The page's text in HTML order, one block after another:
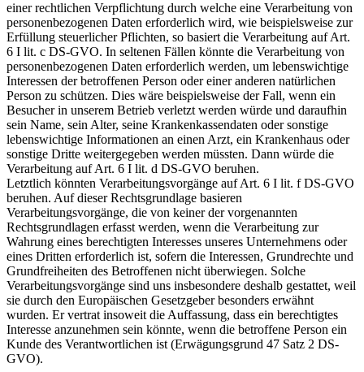
einer rechtlichen Verpflichtung durch welche eine Verarbeitung von
personenbezogenen Daten erforderlich wird, wie beispielsweise zur
Erfüllung steuerlicher Pflichten, so basiert die Verarbeitung auf Art.
6 I lit. c DS-GVO. In seltenen Fällen könnte die Verarbeitung von
personenbezogenen Daten erforderlich werden, um lebenswichtige
Interessen der betroffenen Person oder einer anderen natürlichen
Person zu schützen. Dies wäre beispielsweise der Fall, wenn ein
Besucher in unserem Betrieb verletzt werden würde und daraufhin
sein Name, sein Alter, seine Krankenkassendaten oder sonstige
lebenswichtige Informationen an einen Arzt, ein Krankenhaus oder
sonstige Dritte weitergegeben werden müssten. Dann würde die
Verarbeitung auf Art. 6 I lit. d DS-GVO beruhen.
Letztlich könnten Verarbeitungsvorgänge auf Art. 6 I lit. f DS-GVO
beruhen. Auf dieser Rechtsgrundlage basieren
Verarbeitungsvorgänge, die von keiner der vorgenannten
Rechtsgrundlagen erfasst werden, wenn die Verarbeitung zur
Wahrung eines berechtigten Interesses unseres Unternehmens oder
eines Dritten erforderlich ist, sofern die Interessen, Grundrechte und
Grundfreiheiten des Betroffenen nicht überwiegen. Solche
Verarbeitungsvorgänge sind uns insbesondere deshalb gestattet, weil
sie durch den Europäischen Gesetzgeber besonders erwähnt
wurden. Er vertrat insoweit die Auffassung, dass ein berechtigtes
Interesse anzunehmen sein könnte, wenn die betroffene Person ein
Kunde des Verantwortlichen ist (Erwägungsgrund 47 Satz 2 DS-
GVO).